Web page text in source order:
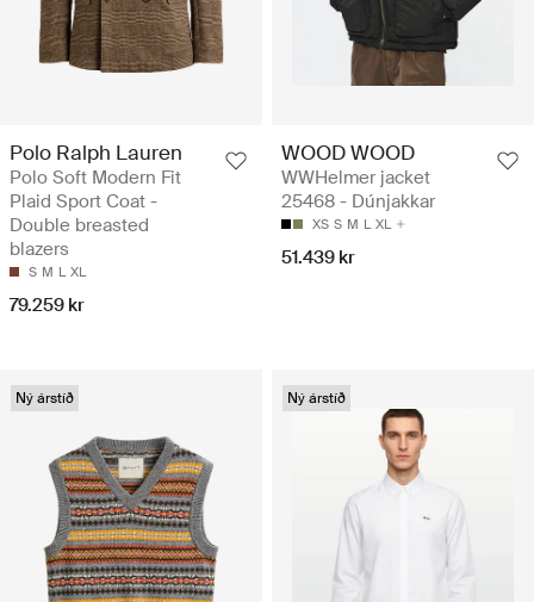
Polo Ralph Lauren
Polo Soft Modern Fit
Plaid Sport Coat -
Double breasted
blazers
S M L XL
79.259 kr
WOOD WOOD
WWHelmer jacket
25468 - Dúnjakkar
XS S M L XL
51.439 kr
Ný árstíð Ný árstíð